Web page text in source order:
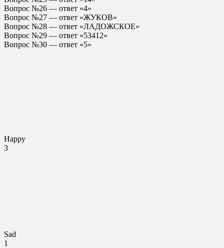
Вопрос №26 — ответ «4»
Вопрос №27 — ответ «ЖУКОВ»
Вопрос №28 — ответ «ЛАДОЖСКОЕ»
Вопрос №29 — ответ «53412»
Вопрос №30 — ответ «5»
Happy
3
Sad
1